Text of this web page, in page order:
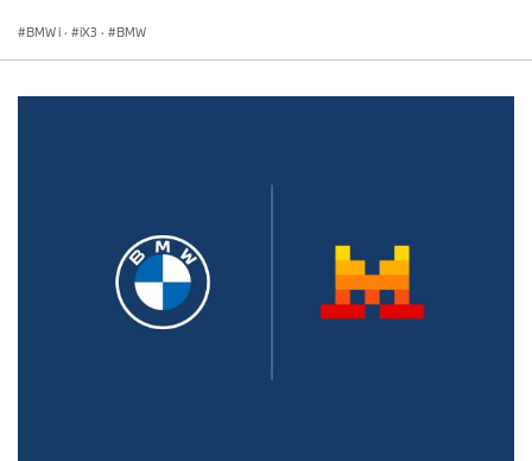
BMW i · iX3 · BMW